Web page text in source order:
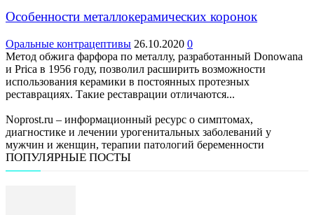
Особенности металлокерамических коронок
Оральные контрацептивы 26.10.2020 0
Метод обжига фарфора по металлу, разработанный Donowana
и Prica в 1956 году, позволил расширить возможности
использования керамики в постоянных протезных
реставрациях. Такие реставрации отличаются...
Noprost.ru – информационный ресурс о симптомах,
диагностике и лечении урогенитальных заболеваний у
мужчин и женщин, терапии патологий беременности
ПОПУЛЯРНЫЕ ПОСТЫ